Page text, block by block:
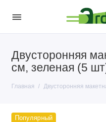
Двусторонняя
см, зеленая (5
Главная Двусторонняя
Популярный